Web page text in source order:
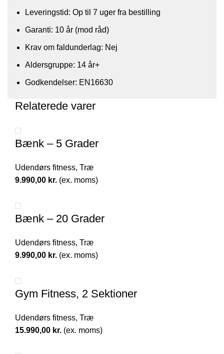
Leveringstid: Op til 7 uger fra bestilling
Garanti: 10 år (mod råd)
Krav om faldunderlag: Nej
Aldersgruppe: 14 år+
Godkendelser: EN16630
Relaterede varer
Bænk – 5 Grader
Udendørs fitness, Træ
9.990,00 kr. (ex. moms)
Bænk – 20 Grader
Udendørs fitness, Træ
9.990,00 kr. (ex. moms)
Gym Fitness, 2 Sektioner
Udendørs fitness, Træ
15.990,00 kr. (ex. moms)